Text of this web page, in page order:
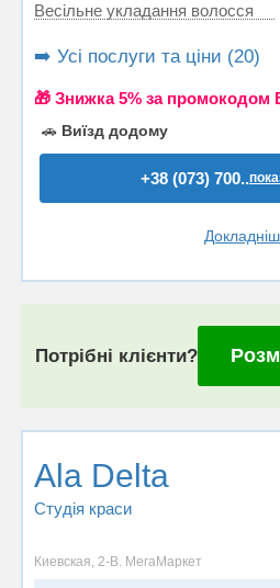
Весільне укладання волосся
➡️ Усі послуги та ціни (20)
🎁 Знижка 5% за промокодом
🚗 Виїзд додому
+38 (073) 700..
Потрібні клієнти?
Ala Delta
Студія краси
Киевская, 2-В. МегаМаркет